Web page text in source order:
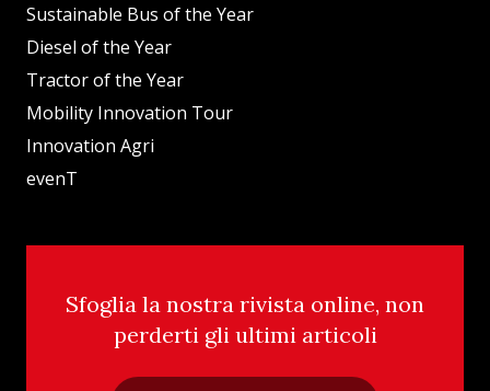
Sustainable Bus of the Year
Diesel of the Year
Tractor of the Year
Mobility Innovation Tour
Innovation Agri
evenT
Sfoglia la nostra rivista online, non
perderti gli ultimi articoli